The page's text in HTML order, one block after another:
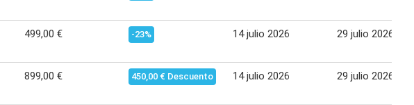
499,00 € -23% 14 julio 2026 29 julio 2026
899,00 € 450,00 € Descuento 14 julio 2026 29 julio 2026